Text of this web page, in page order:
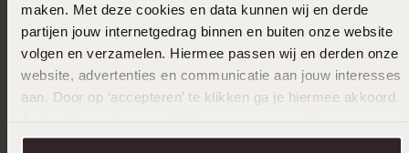
maken. Met deze cookies en data kunnen wij en derde
partijen jouw internetgedrag binnen en buiten onze website
volgen en verzamelen. Hiermee passen wij en derden onze
website, advertenties en communicatie aan jouw interesses
aan. Door op ‘accepteren’ te klikken ga je hiermee akkoord.
over in onscookiebeleid.